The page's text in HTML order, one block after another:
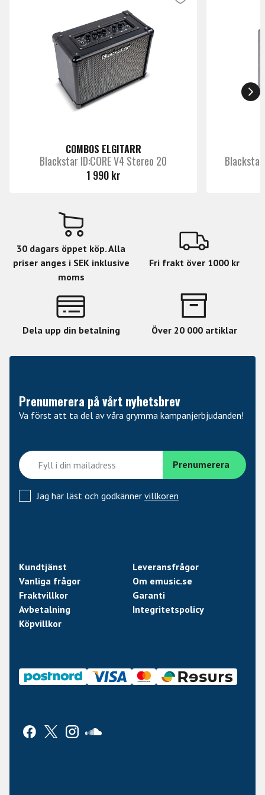
Inehåller FLY 3 Acoustic , FLY 103 Acoustic , power
supply
6W stereo
Cream finish
https://youtu.be/-Wb7O5BfZJE?
si=K_GBFCIgIcadyYpI
Blackstar
COMBOS ELGITARR
Blackstar ID:CORE V4 Stereo 20
1 990 kr
30 dagars öppet köp. Alla
priser anges i SEK inklusive
moms
Fri frakt över 1000 kr
Dela upp din betalning Över 20 000 artiklar
Prenumerera på vårt nyhetsbrev
Va först att ta del av våra grymma kampanjerbjudanden!
Jag har läst och godkänner villkoren
Kundtjänst
Leveransfrågor
Vanliga frågor
Om emusic.se
Fraktvillkor
Garanti
Avbetalning
Integritetspolicy
Köpvillkor